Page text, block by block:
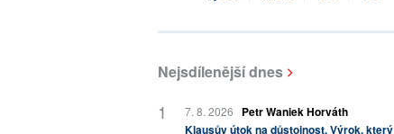
Nejsdílenější dnes
7. 8. 2026
Petr Waniek Horváth
Klausův útok na důstojnost. Výrok, který